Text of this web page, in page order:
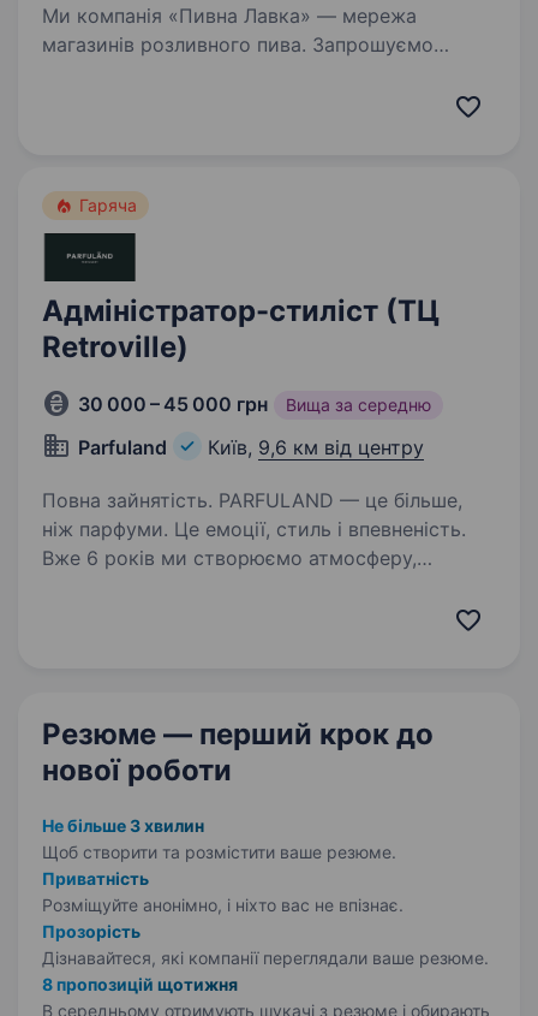
Ми компанія «Пивна Лавка» — мережа
магазинів розливного пива. Запрошуємо
адміністратора , який готовий розвиватися
Гаряча
Адміністратор-стиліст (ТЦ
Retroville)
30 000 – 45 000 грн Вища за середню
Parfuland Київ, 9,6 км від центру
Повна зайнятість. PARFULAND — це більше,
ніж парфуми. Це емоції, стиль і впевненість.
Вже 6 років ми створюємо атмосферу,
Резюме — перший крок до
нової роботи
Не більше 3 хвилин
Щоб створити та розмістити ваше резюме.
Приватність
Розміщуйте анонімно, і ніхто вас не впізнає.
Прозорість
Дізнавайтеся, які компанії переглядали ваше резюме.
8 пропозицій щотижня
В середньому отримують шукачі з резюме і обирають